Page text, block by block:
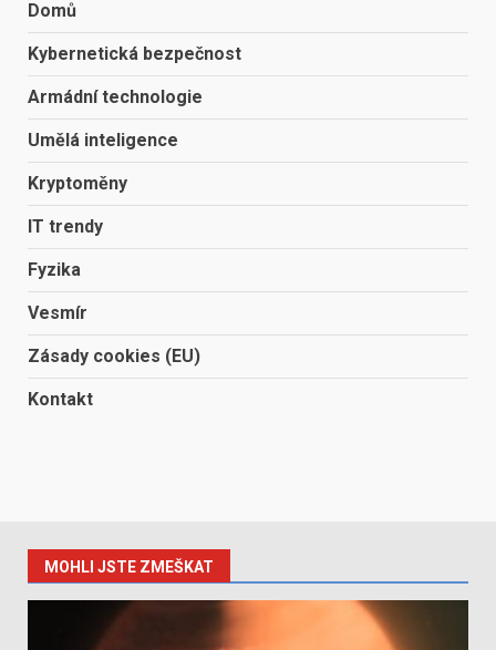
Domů
Kybernetická bezpečnost
Armádní technologie
Umělá inteligence
Kryptoměny
IT trendy
Fyzika
Vesmír
Zásady cookies (EU)
Kontakt
MOHLI JSTE ZMEŠKAT